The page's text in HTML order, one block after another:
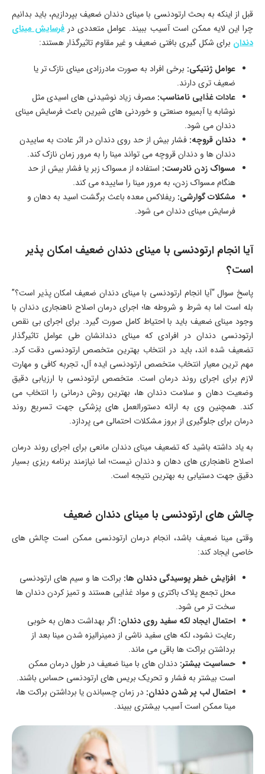
قبل از اینکه به بحث ارتودنسی با مینای دندان ضعیف بپردازیم، باید بدانیم
چرا این لایه ممکن است آسیب ببیند. عوامل متعددی در فرسایش مینای
دندان برای شکل گیری بافتی ضعیف و غیر مقاوم تاثیرگذار هستند:
عوامل ژنتیکی: برخی افراد به صورت مادرزادی مینای نازک تر یا
ضعیف تری دارند.
عادات غذایی نامناسب: مصرف زیاد نوشیدنی های اسیدی مثل
نوشابه یا آبمیوه صنعتی و خوردنی های شیرین باعث فرسایش مينای
دندان می شود.
دندان قروچه: فشار بیش از حد روی دندان در اثر عادت به ساییدن
دندان ها و دندان قروچه می تواند مينا را به مرور زمان نازک کند.
مسواک زدن نادرست: استفاده از مسواک زبر یا فشار بیش از حد
هنگام مسواک زدن، به مرور مينا را ساییده می کند.
مشکلات گوارشی: ریفلاکس معده باعث برگشت اسید به دهان و
فرسایش مينای دندان می شود.
آیا انجام ارتودنسی با مینای دندان ضعیف امکان پذیر
است؟
پاسخ سوال “آیا انجام ارتودنسی با مینای دندان ضعیف امکان پذیر است؟”
بله است اما به شرط و شروطه ها؛ اجرای درمان اصلاح ناهنجاری دندان با
وجود مینای ضعیف باید با احتیاط کامل صورت گیرد. برای اجرای بی نقص
ارتودنسی دندان در افرادی که مینای دندانشان طی عوامل تاثیرگذار
تضعیف شده اند، باید در انتخاب بهترین متخصص ارتودنسی دقت کرد.
مهم ترین معیار انتخاب متخصص ارتودنسی ایده آل، تجربه کافی و مهارت
لازم برای اجرای روند درمان است. متخصص ارتودنسی با ارزیابی دقیق
وضعیت دهان و سلامت دندان ها، بهترین روش درمانی را انتخاب می
کند. همچنین وی به ارائه دستورالعمل های پزشکی جهت تسریع روند
درمان برای جلوگیری از بروز مشکلات احتمالی می پردازد.
به یاد داشته باشید که تضعیف مینای دندان مانعی برای اجرای روند درمان
اصلاح ناهنجاری های دهان و دندان نیست؛ اما نیازمند برنامه ریزی بسیار
دقیق جهت دستیابی به بهترین نتیجه است.
چالش های ارتودنسی با مینای دندان ضعیف
وقتی مينا ضعیف باشد، انجام درمان ارتودنسی ممکن است چالش های
خاصی ایجاد کند:
افزایش خطر پوسیدگی دندان ها: براکت ها و سیم های ارتودنسی
محل تجمع پلاک باکتری و مواد غذایی هستند و تمیز کردن دندان ها
سخت تر می شود.
احتمال ایجاد لکه سفید روی دندان: اگر بهداشت دهان به خوبی
رعایت نشود، لکه های سفید ناشی از دمینرالیزه شدن مينا بعد از
برداشتن براکت ها باقی می ماند.
حساسیت بیشتر: دندان های با مينا ضعیف در طول درمان ممکن
است بیشتر به فشار و تحریک بریس های ارتودنسی حساس باشند.
احتمال لب پر شدن دندان: در زمان چسباندن یا برداشتن براکت ها،
مينا ممکن است آسیب بیشتری ببیند.